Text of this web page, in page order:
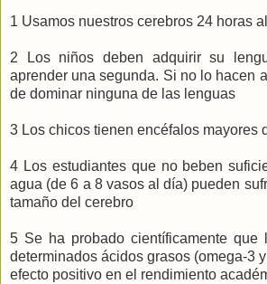
1 Usamos nuestros cerebros 24 horas
2 Los niños deben adquirir su
aprender una segunda. Si no lo hacen
de dominar ninguna de las lenguas
3 Los chicos tienen encéfalos mayores
4 Los estudiantes que no beben
agua (de 6 a 8 vasos al día) pueden
tamaño del cerebro
5 Se ha probado científicamente que
determinados ácidos grasos (omega-3
efecto positivo en el rendimiento